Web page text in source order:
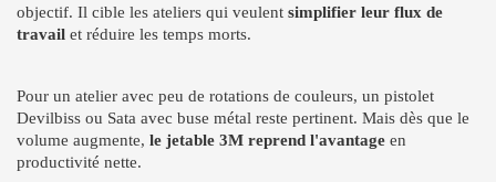
objectif. Il cible les ateliers qui veulent simplifier leur flux de
travail et réduire les temps morts.
Pour un atelier avec peu de rotations de couleurs, un pistolet
Devilbiss ou Sata avec buse métal reste pertinent. Mais dès que le
volume augmente, le jetable 3M reprend l'avantage en
productivité nette.